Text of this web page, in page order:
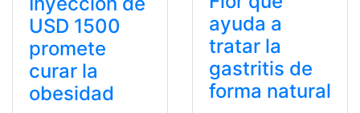
USD 1500
promete
curar la
obesidad
ayuda a
tratar la
gastritis de
forma natural